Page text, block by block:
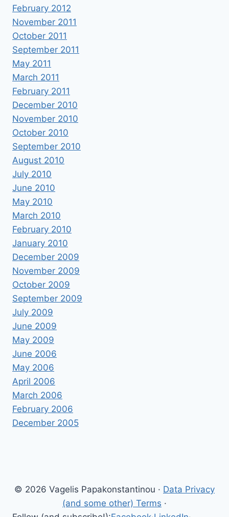
February 2012
November 2011
October 2011
September 2011
May 2011
March 2011
February 2011
December 2010
November 2010
October 2010
September 2010
August 2010
July 2010
June 2010
May 2010
March 2010
February 2010
January 2010
December 2009
November 2009
October 2009
September 2009
July 2009
June 2009
May 2009
June 2006
May 2006
April 2006
March 2006
February 2006
December 2005
© 2026 Vagelis Papakonstantinou · Data Privacy
(and some other) Terms ·